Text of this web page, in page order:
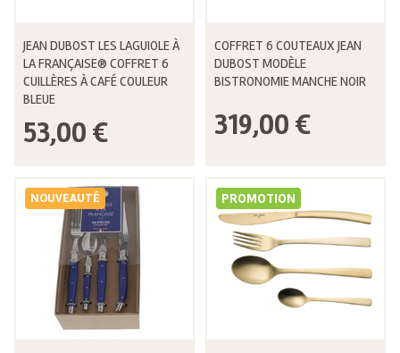
JEAN DUBOST LES LAGUIOLE À
LA FRANÇAISE® COFFRET 6
CUILLÈRES À CAFÉ COULEUR
BLEUE
53,00 €
COFFRET 6 COUTEAUX JEAN
DUBOST MODÈLE
BISTRONOMIE MANCHE NOIR
319,00 €
NOUVEAUTÉ PROMOTION